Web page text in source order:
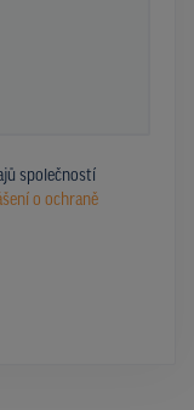
společností
o ochraně